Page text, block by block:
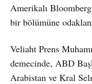
Amerikalı
bir bölümüne
Veliaht Prens
demecinde, ABD
Arabistan ve Kral